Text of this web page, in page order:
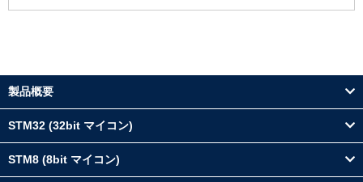
製品概要
STM32 (32bit マイコン)
STM8 (8bit マイコン)